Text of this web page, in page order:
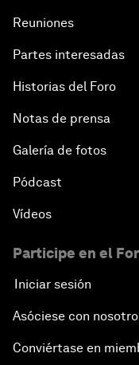
Reuniones
Partes interesadas
Historias del Foro
Notas de prensa
Galería de fotos
Pódcast
Vídeos
Participe en el
Iniciar sesión
Asóciese con
Conviértase en